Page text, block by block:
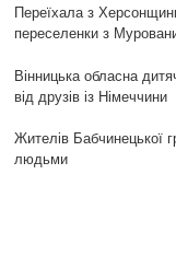
Переїхала з
переселенки з
Вінницька обласна
від друзів із Німеччини
Жителів Бабчинецької
людьми